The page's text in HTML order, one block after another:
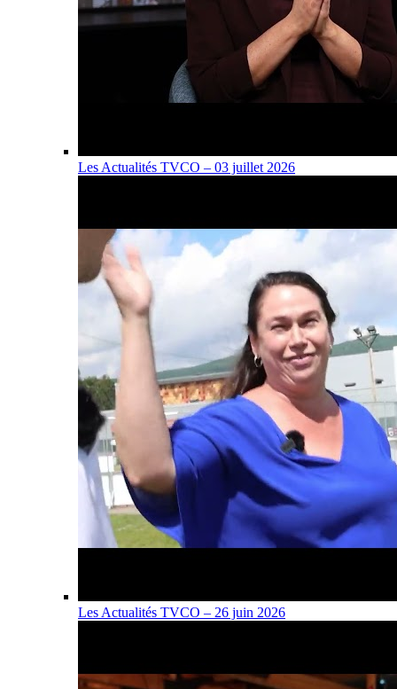
Les Actualités TVCO – 03 juillet 2026
Les Actualités TVCO – 26 juin 2026